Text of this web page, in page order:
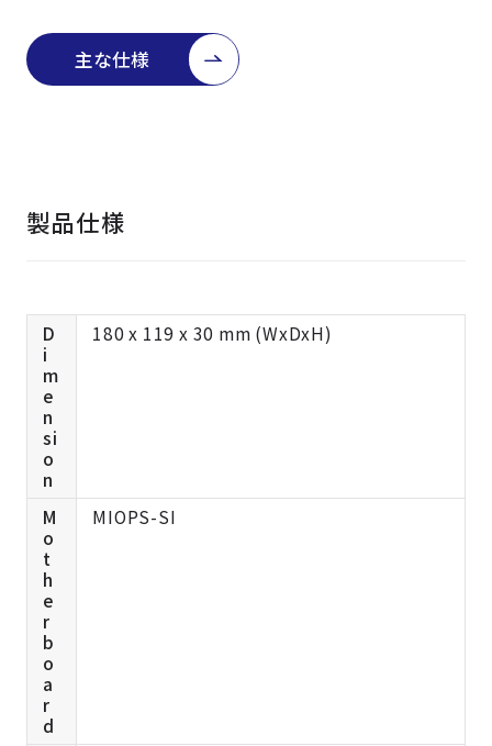
主な仕様
製品仕様
D
i
m
e
n
si
o
n
180 x 119 x 30 mm (WxDxH)
M
o
t
h
e
r
b
o
a
r
d
MIOPS-SI